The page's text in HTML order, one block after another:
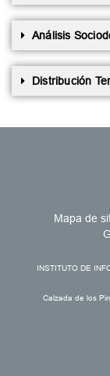
Análisis
Distribución
Mapa de
INSTITUTO DE
Calzada de los